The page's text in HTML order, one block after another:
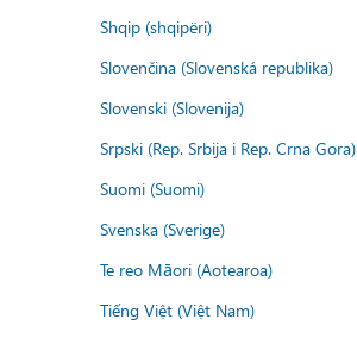
Shqip (shqipëri)
Slovenčina (Slovenská republika)
Slovenski (Slovenija)
Srpski (Rep. Srbija i Rep. Crna Gora)
Suomi (Suomi)
Svenska (Sverige)
Te reo Māori (Aotearoa)
Tiếng Việt (Việt Nam)